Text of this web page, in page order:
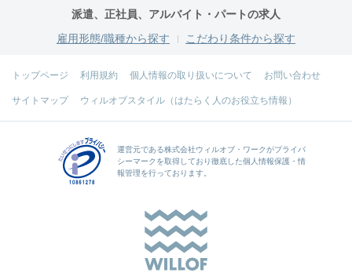
派遣、正社員、アルバイト・パートの求人
雇用形態/職種から探す
こだわり条件から探す
トップページ 利用規約 個人情報の取り扱いについて お問い合わせ
サイトマップ ウィルオブスタイル（はたらく人のお役立ち情報）
運営元である株式会社ウィルオブ・ワークがプライバ
シーマークを取得しており徹底した個人情報保護・情
報管理を行っております。